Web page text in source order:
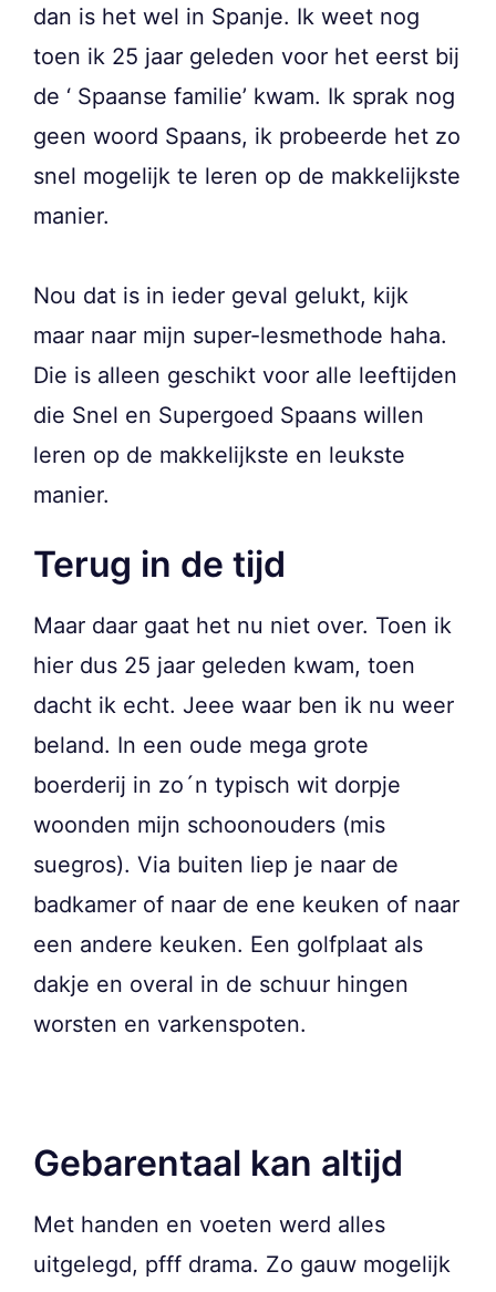
dan is het wel in Spanje. Ik weet nog
toen ik 25 jaar geleden voor het eerst bij
de ‘ Spaanse familie’ kwam. Ik sprak nog
geen woord Spaans, ik probeerde het zo
snel mogelijk te leren op de makkelijkste
manier.
Nou dat is in ieder geval gelukt, kijk
maar naar mijn super-lesmethode haha.
Die is alleen geschikt voor alle leeftijden
die Snel en Supergoed Spaans willen
leren op de makkelijkste en leukste
manier.
Terug in de tijd
Maar daar gaat het nu niet over. Toen ik
hier dus 25 jaar geleden kwam, toen
dacht ik echt. Jeee waar ben ik nu weer
beland. In een oude mega grote
boerderij in zo´n typisch wit dorpje
woonden mijn schoonouders (mis
suegros). Via buiten liep je naar de
badkamer of naar de ene keuken of naar
een andere keuken. Een golfplaat als
dakje en overal in de schuur hingen
worsten en varkenspoten.
Gebarentaal kan altijd
Met handen en voeten werd alles
uitgelegd, pfff drama. Zo gauw mogelijk